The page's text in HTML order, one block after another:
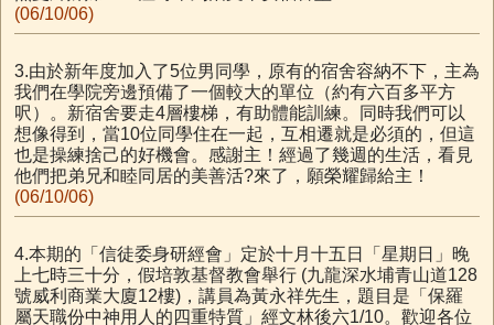
(06/10/06)
3.由於新年度加入了5位男同學，原有的宿舍容納不下，主為
我們在學院旁邊預備了一個較大的單位（約有六百多平方
呎）。新宿舍要走4層樓梯，有助體能訓練。同時我們可以
想像得到，當10位同學住在一起，互相遷就是必須的，但這
也是操練捨己的好機會。感謝主！經過了幾週的生活，看見
他們把弟兄和睦同居的美善活?來了，願榮耀歸給主！
(06/10/06)
4.本期的「信徒委身研經會」定於十月十五日「星期日」晚
上七時三十分，假培敦基督教會舉行 (九龍深水埔青山道128
號威利商業大廈12樓)，講員為黃永祥先生，題目是「保羅
屬天職份中神用人的四重特質」經文林後六1/10。歡迎各位